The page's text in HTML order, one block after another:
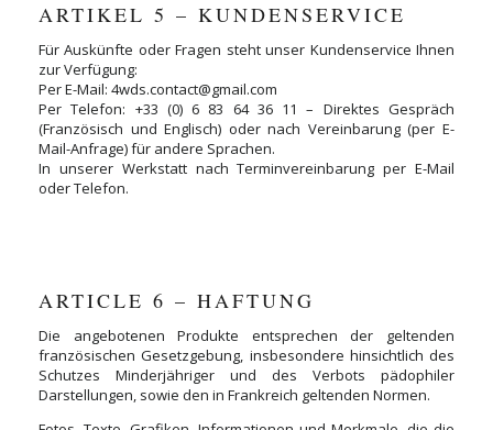
ARTIKEL 5 – KUNDENSERVICE
Für Auskünfte oder Fragen steht unser Kundenservice Ihnen
zur Verfügung:
Per E-Mail: 4wds.contact@gmail.com
Per Telefon: +33 (0) 6 83 64 36 11 – Direktes Gespräch
(Französisch und Englisch) oder nach Vereinbarung (per E-
Mail-Anfrage) für andere Sprachen.
In unserer Werkstatt nach Terminvereinbarung per E-Mail
oder Telefon.
ARTICLE 6 – HAFTUNG
Die angebotenen Produkte entsprechen der geltenden
französischen Gesetzgebung, insbesondere hinsichtlich des
Schutzes Minderjähriger und des Verbots pädophiler
Darstellungen, sowie den in Frankreich geltenden Normen.